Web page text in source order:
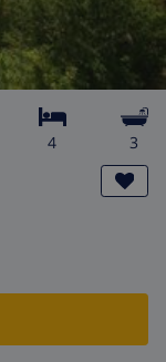
4 3